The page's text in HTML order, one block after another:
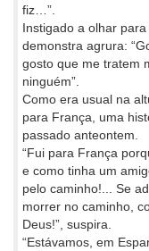
fiz…”.
Instigado a olhar
demonstra agrura:
gosto que me tratem
ninguém”.
Como era usual na
para França, uma
passado anteontem.
“Fui para França
e como tinha um
pelo caminho!... Se
morrer no caminho,
Deus!”, suspira.
“Estávamos, em